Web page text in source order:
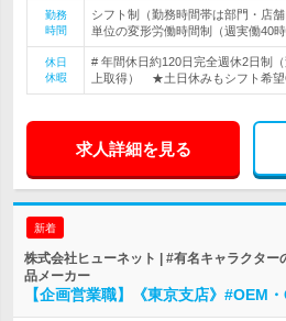
勤務
時間
シフト制（勤務時間帯は部門・店
単位の変形労働時間制（週実働40
休日
休暇
# 年間休日約120日完全週休2日制
上取得） ★土日休みもシフト希望
求人詳細を見る
新着
株式会社ヒューネット | #有名キャラクタ
品メーカー
【企画営業職】《東京支店》#OEM